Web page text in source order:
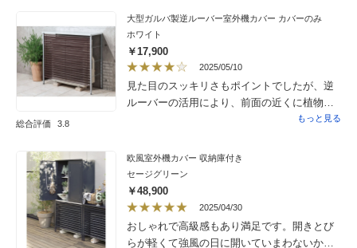
プションを頼みましたが、工程を見ていると
とてもじゃないですが、組み立て大変です。
少なくとも一人では相当苦労するはずですの
で、組み立てまで依頼するのがいいと思いま
す。そして失敗したのは思ったよりもサイズ
が大きくて、設置に苦労したことです。段差
があるところに室外機を置いているのです
密に設置場所を計測すべきと思いました。
総合評価 3.8
大型ガルバ製逆ルーバー室外機カバー カバーのみ
ホワイト
￥17,900
2025/05/10
見た目のスッキリさもポイントでしたが、逆
ルーバーの活用により、前面の近くに植物の
プランターを置いても、排気風が当たらなく
寄りと感じたので、上に物を置く時は注意し
て使っていますが、特に支障はありません
もっと見る
欧風室外機カバー 収納庫付き
セージグリーン
￥48,900
2025/04/30
おしゃれで高級感もあり満足です。開きとび
らが軽くて強風の日に開いていまわないか心